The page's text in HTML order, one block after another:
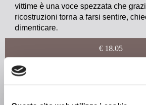
vittime è una voce spezzata che
ricostruzioni torna a farsi sentire,
dimenticare.
€ 18.05